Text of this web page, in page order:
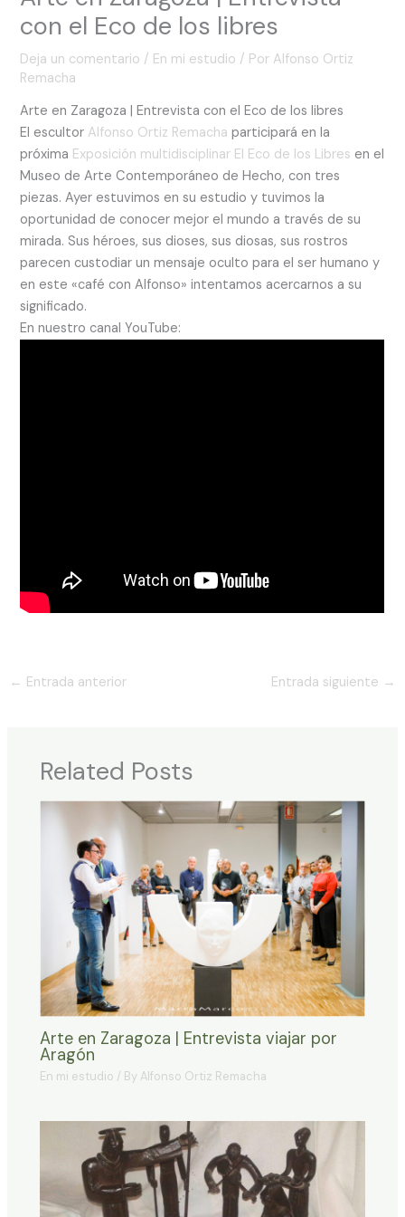
con el Eco de los libres
Deja un comentario / En mi estudio / Por Alfonso Ortiz
Remacha
Arte en Zaragoza | Entrevista con el Eco de los libres
El escultor Alfonso Ortiz Remacha participará en la
próxima Exposición multidisciplinar El Eco de los Libres en el
Museo de Arte Contemporáneo de Hecho, con tres
piezas. Ayer estuvimos en su estudio y tuvimos la
oportunidad de conocer mejor el mundo a través de su
mirada. Sus héroes, sus dioses, sus diosas, sus rostros
parecen custodiar un mensaje oculto para el ser humano y
en este «café con Alfonso» intentamos acercarnos a su
significado.
En nuestro canal YouTube:
← Entrada anterior Entrada siguiente →
Related Posts
Arte en Zaragoza | Entrevista viajar por
Aragón
En mi estudio / By Alfonso Ortiz Remacha